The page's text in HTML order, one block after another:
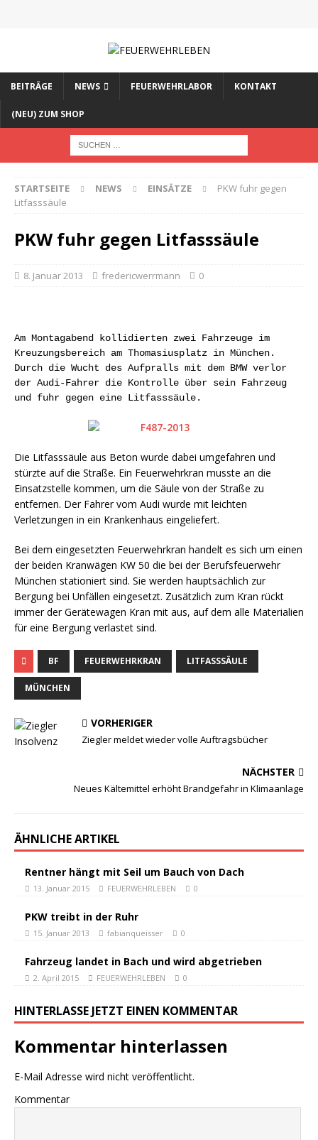
BEITRÄGE NEWS FEUERWEHRLABOR KONTAKT
(NEU) ZUM SHOP
STARTSEITE NEWS EINSÄTZE
PKW fuhr gegen
Litfasssäule
PKW fuhr gegen Litfasssäule
8. Januar 2013 fredericwerrmann 0
Am Montagabend kollidierten zwei Fahrzeuge im
Kreuzungsbereich am Thomasiusplatz in München.
Durch die Wucht des Aufpralls mit dem BMW verlor
der Audi-Fahrer die Kontrolle über sein Fahrzeug
und fuhr gegen eine Litfasssäule.
Die Litfasssäule aus Beton wurde dabei umgefahren und
stürzte auf die Straße. Ein Feuerwehrkran musste an die
Einsatzstelle kommen, um die Säule von der Straße zu
entfernen. Der Fahrer vom Audi wurde mit leichten
Verletzungen in ein Krankenhaus eingeliefert.
Bei dem eingesetzten Feuerwehrkran handelt es sich um einen
der beiden Kranwägen KW 50 die bei der Berufsfeuerwehr
München stationiert sind. Sie werden hauptsächlich zur
Bergung bei Unfällen eingesetzt. Zusätzlich zum Kran rückt
immer der Gerätewagen Kran mit aus, auf dem alle Materialien
für eine Bergung verlastet sind.
BF FEUERWEHRKRAN LITFASSSÄULE
MÜNCHEN
VORHERIGER
Ziegler meldet wieder volle Auftragsbücher
NÄCHSTER
Neues Kältemittel erhöht Brandgefahr in Klimaanlage
ÄHNLICHE ARTIKEL
Rentner hängt mit Seil um Bauch von Dach
13. Januar 2015 FEUERWEHRLEBEN 0
PKW treibt in der Ruhr
15. Januar 2013 fabianqueisser 0
Fahrzeug landet in Bach und wird abgetrieben
2. April 2015 FEUERWEHRLEBEN 0
HINTERLASSE JETZT EINEN KOMMENTAR
Kommentar hinterlassen
E-Mail Adresse wird nicht veröffentlicht.
Kommentar